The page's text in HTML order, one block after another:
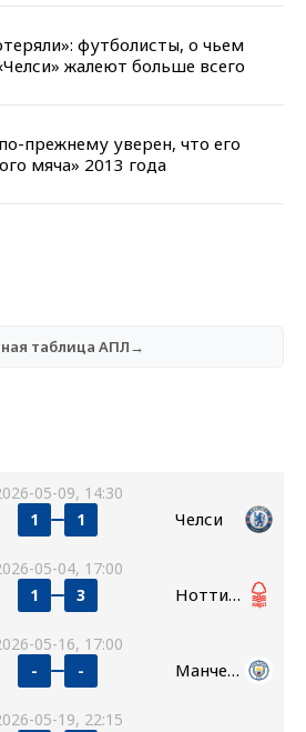
футболисты, о чьем
жалеют больше всего
прежнему уверен, что его
мяча» 2013 года
таблица АПЛ→
05-09, 14:30
1 1 Челси
05-04, 17:00
1 3 Ноттингем Форест
05-16, 17:00
- - Манчестер Сити
05-19, 22:15